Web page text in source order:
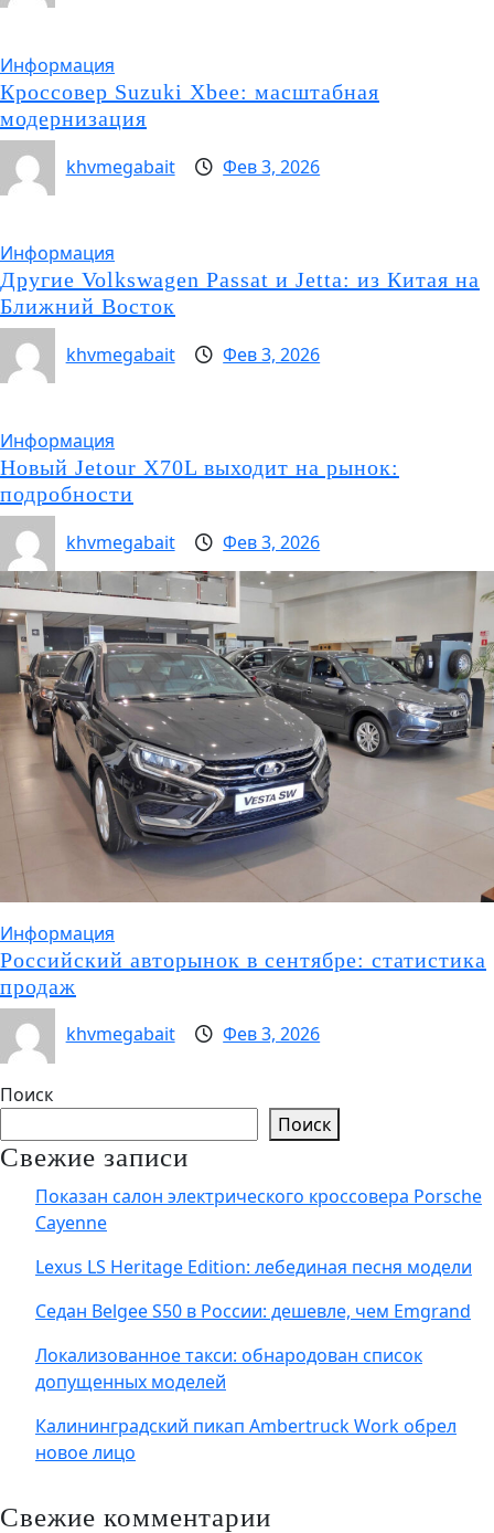
Информация
Кроссовер Suzuki Xbee: масштабная
модернизация
khvmegabait
Фев 3, 2026
Информация
Другие Volkswagen Passat и Jetta: из Китая на
Ближний Восток
khvmegabait
Фев 3, 2026
Информация
Новый Jetour X70L выходит на рынок:
подробности
khvmegabait
Фев 3, 2026
Информация
Российский авторынок в сентябре: статистика
продаж
khvmegabait
Фев 3, 2026
Поиск
Поиск
Свежие записи
Показан салон электрического кроссовера Porsche
Cayenne
Lexus LS Heritage Edition: лебединая песня модели
Седан Belgee S50 в России: дешевле, чем Emgrand
Локализованное такси: обнародован список
допущенных моделей
Калининградский пикап Ambertruck Work обрел
новое лицо
Свежие комментарии